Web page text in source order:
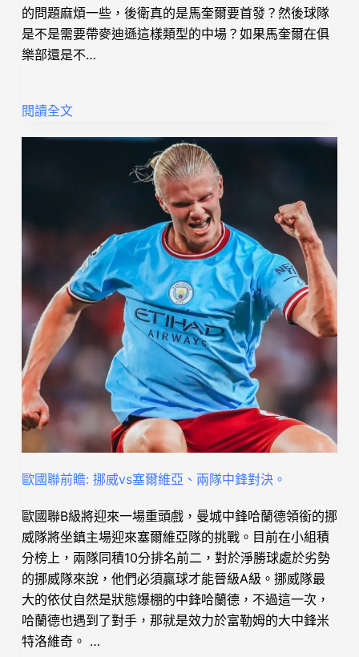
的問題麻煩一些，後衛真的是馬奎爾要首發？然後球隊
是不是需要帶麥迪遜這樣類型的中場？如果馬奎爾在俱
樂部還是不…
閱讀全文
歐國聯前瞻: 挪威vs塞爾維亞、兩隊中鋒對決。
歐國聯B級將迎來一場重頭戲，曼城中鋒哈蘭德領銜的挪
威隊將坐鎮主場迎來塞爾維亞隊的挑戰。目前在小組積
分榜上，兩隊同積10分排名前二，對於淨勝球處於劣勢
的挪威隊來說，他們必須贏球才能晉級A級。挪威隊最
大的依仗自然是狀態爆棚的中鋒哈蘭德，不過這一次，
哈蘭德也遇到了對手，那就是效力於富勒姆的大中鋒米
特洛維奇。 …